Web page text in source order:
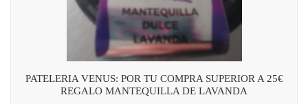
PATELERIA VENUS: POR TU COMPRA SUPERIOR A 25€
REGALO MANTEQUILLA DE LAVANDA